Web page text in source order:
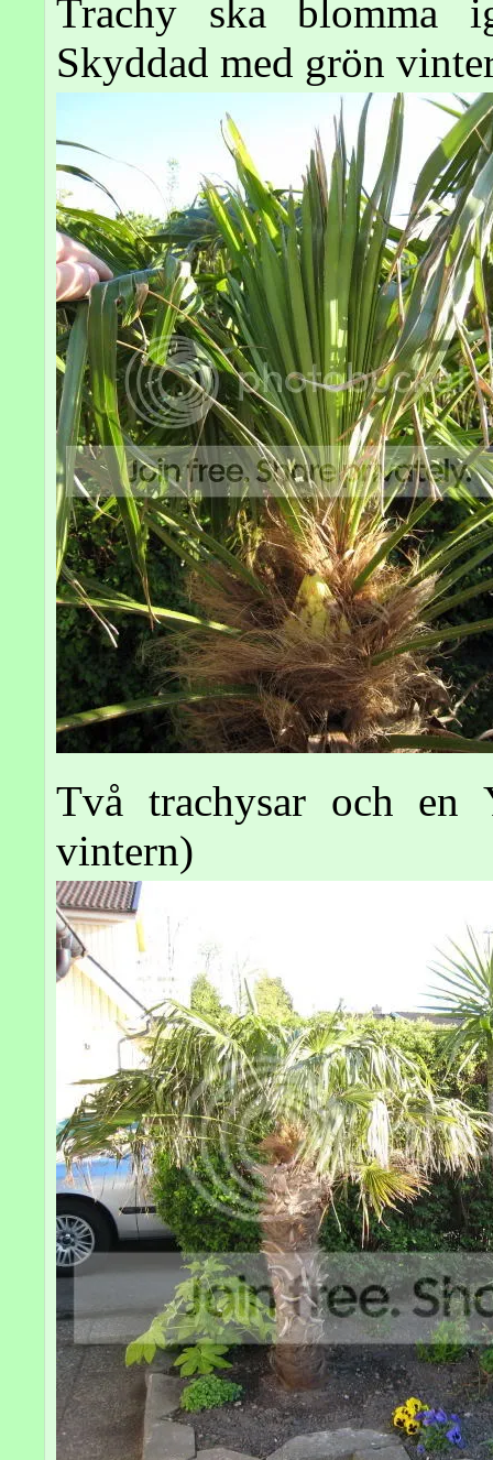
Trachy ska blomma
Skyddad med grön
Två trachysar och en
vintern)